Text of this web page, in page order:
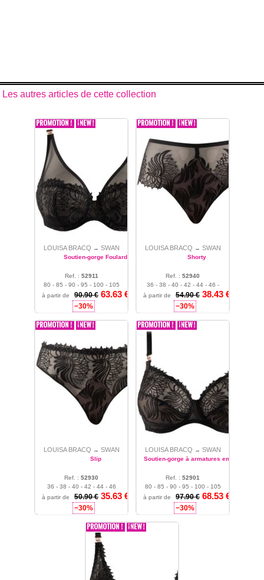
Les autres articles de cette collection
LOUISA BRACQ → SWAN
Soutien-gorge Foulard
Ref. : 52911
80 - 85 - 90 - 95 - 100 - 105
- 110 - 115 - 120
à partir de 90.90 € 63.63 €
−30%
LOUISA BRACQ → SWAN
Shorty
Ref. : 52940
36 - 38 - 40 - 42 - 44 - 46 -
48
à partir de 54.90 € 38.43 €
−30%
LOUISA BRACQ → SWAN
Slip
Ref. : 52930
36 - 38 - 40 - 42 - 44 - 46
à partir de
50.90 € 35.63 €
−30%
LOUISA BRACQ → SWAN
Soutien-gorge à armatures emboitant
Ref. : 52901
80 - 85 - 90 - 95 - 100 - 105
- 110 - 115 - 120 - 125 - 130
à partir de 97.90 € 68.53 €
−30%